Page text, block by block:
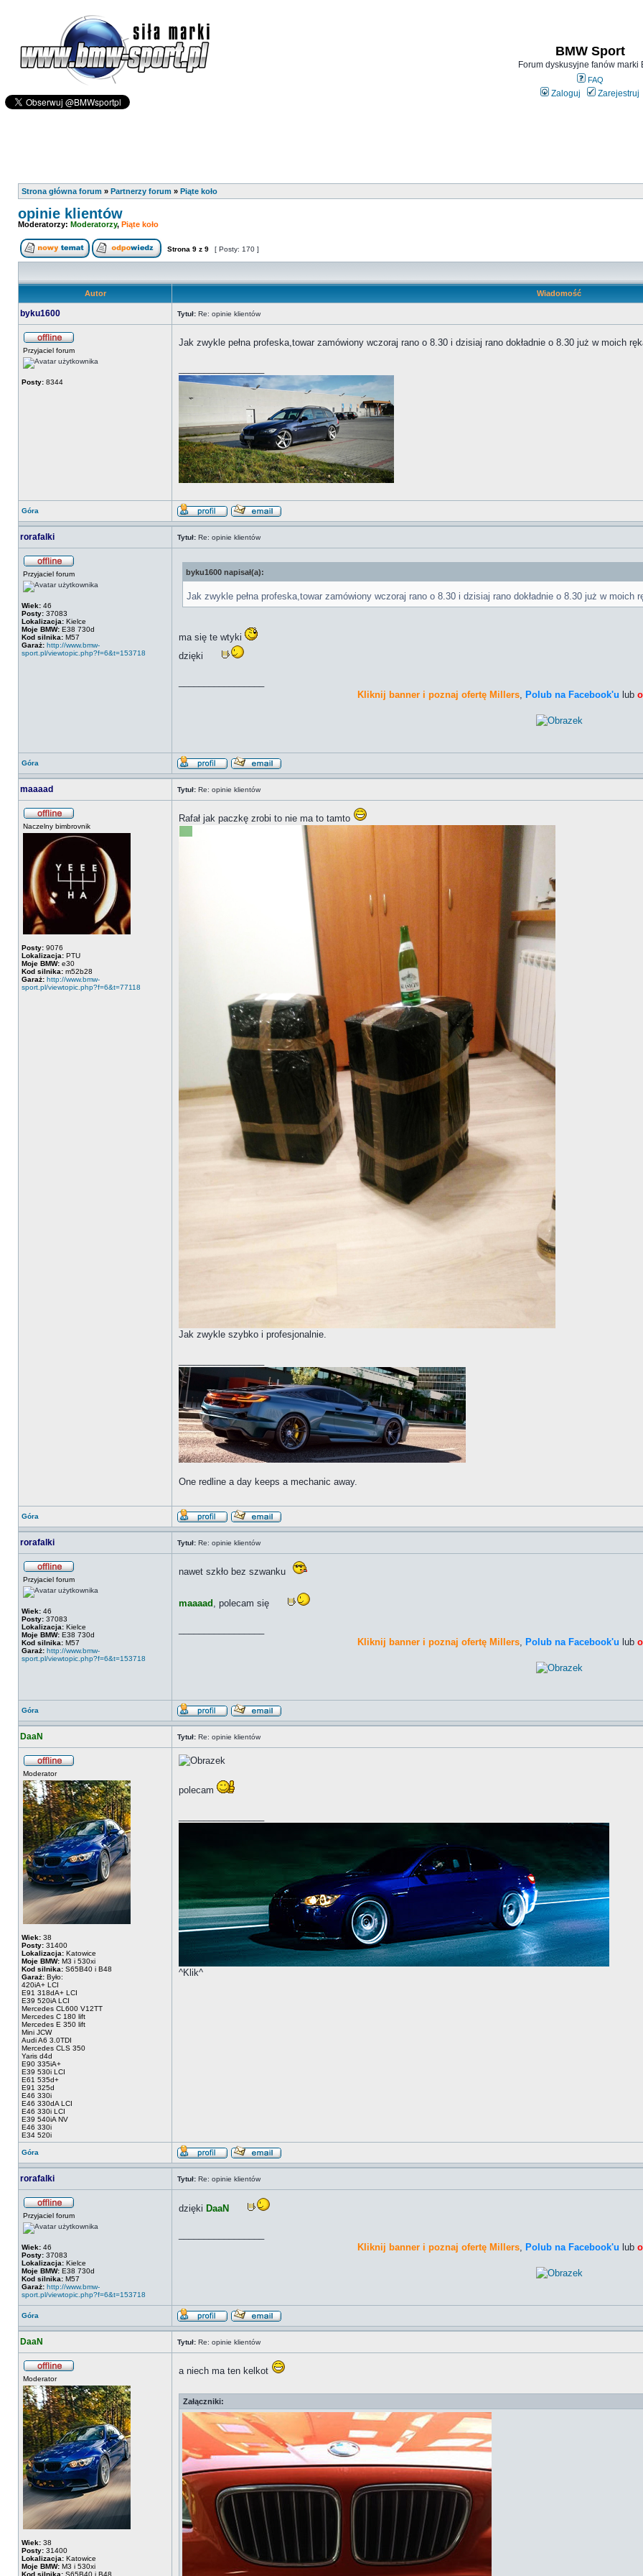
BMW Sport
Forum dyskusyjne fanów marki
FAQ
Zaloguj Zarejestruj
Strona główna forum » Partnerzy forum » Piąte koło
opinie klientów
Moderatorzy: Moderatorzy, Piąte koło
Strona 9 z 9 [ Posty: 170 ]
Autor Wiadomość
byku1600 Tytuł: Re: opinie klientów
Przyjaciel forum
Posty: 8344
Jak zwykle pełna profeska,towar zamówiony wczoraj rano o 8.30 i dzisiaj rano dokładnie o 8.30 już w moich
Góra
rorafalki Tytuł: Re: opinie klientów
Przyjaciel forum
Wiek: 46
Posty: 37083
Lokalizacja: Kielce
Moje BMW: E38 730d
Kod silnika: M57
Garaż: http://www.bmw-
sport.pl/viewtopic.php?f=6&t=153718
byku1600 napisał(a):
Jak zwykle pełna profeska,towar zamówiony wczoraj rano o 8.30 i dzisiaj rano dokładnie o 8.30 już w moich
ma się te wtyki
dzięki
Kliknij banner i poznaj ofertę Millers, Polub na Facebook'u lub
Góra
maaaad Tytuł: Re: opinie klientów
Naczelny bimbrovnik
Posty: 9076
Lokalizacja: PTU
Moje BMW: e30
Kod silnika: m52b28
Garaż: http://www.bmw-
sport.pl/viewtopic.php?f=6&t=77118
Rafał jak paczkę zrobi to nie ma to tamto
Jak zwykle szybko i profesjonalnie.
One redline a day keeps a mechanic away.
Góra
rorafalki Tytuł: Re: opinie klientów
Przyjaciel forum
Wiek: 46
Posty: 37083
Lokalizacja: Kielce
Moje BMW: E38 730d
Kod silnika: M57
Garaż: http://www.bmw-
sport.pl/viewtopic.php?f=6&t=153718
nawet szkło bez szwanku
maaaad , polecam się
Kliknij banner i poznaj ofertę Millers, Polub na Facebook'u lub
Góra
DaaN Tytuł: Re: opinie klientów
Moderator
Wiek: 38
Posty: 31400
Lokalizacja: Katowice
Moje BMW: M3 i 530xi
Kod silnika: S65B40 i B48
Garaż: Było:
420iA+ LCI
E91 318dA+ LCI
E39 520iA LCI
Mercedes CL600 V12TT
Mercedes C 180 lift
Mercedes E 350 lift
Mini JCW
Audi A6 3.0TDI
Mercedes CLS 350
Yaris d4d
E90 335iA+
E39 530i LCI
E61 535d+
E91 325d
E46 330i
E46 330dA LCI
E46 330i LCI
E39 540iA NV
E46 330i
E34 520i
polecam
^Klik^
Góra
rorafalki Tytuł: Re: opinie klientów
Przyjaciel forum
Wiek: 46
Posty: 37083
Lokalizacja: Kielce
Moje BMW: E38 730d
Kod silnika: M57
Garaż: http://www.bmw-
sport.pl/viewtopic.php?f=6&t=153718
dzięki DaaN
Kliknij banner i poznaj ofertę Millers, Polub na Facebook'u lub
Góra
DaaN Tytuł: Re: opinie klientów
Moderator
Wiek: 38
Posty: 31400
Lokalizacja: Katowice
Moje BMW: M3 i 530xi
Kod silnika: S65B40 i B48
a niech ma ten kelkot
Załączniki: